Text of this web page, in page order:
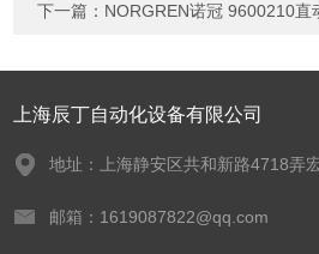
下一篇： NORGREN诺冠 9600210直
上海辰丁自动化设备有限公司
地址：上海静安区共和新路4718弄
邮箱：1619087822@qq.com